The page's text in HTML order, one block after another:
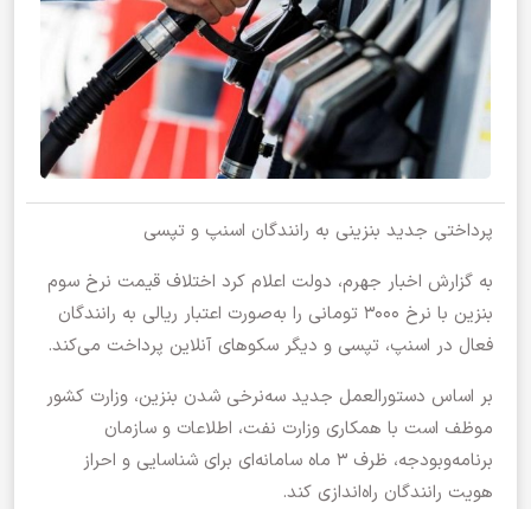
پرداختی جدید بنزینی به رانندگان اسنپ و تپسی
به گزارش اخبار جهرم، دولت اعلام کرد اختلاف قیمت نرخ سوم
بنزین با نرخ ۳۰۰۰ تومانی را به‌صورت اعتبار ریالی به رانندگان
فعال در اسنپ، تپسی و دیگر سکوهای آنلاین پرداخت می‌کند.
بر اساس دستورالعمل جدید سه‌نرخی شدن بنزین، وزارت کشور
موظف است با همکاری وزارت نفت، اطلاعات و سازمان
برنامه‌و‌بودجه، ظرف ۳ ماه سامانه‌ای برای شناسایی و احراز
هویت رانندگان راه‌اندازی کند.